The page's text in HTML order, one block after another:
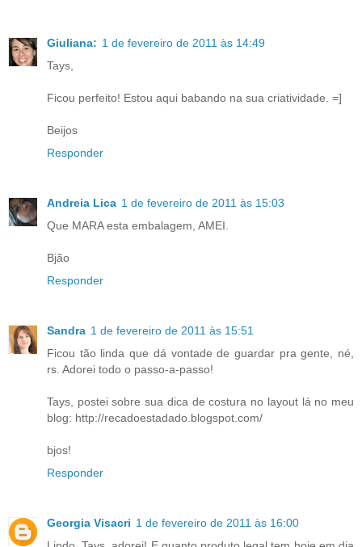
Giuliana: 1 de fevereiro de 2011 às 14:49
Tays,
Ficou perfeito! Estou aqui babando na sua criatividade. =]
Beijos
Responder
Andreia Lica 1 de fevereiro de 2011 às 15:03
Que MARA esta embalagem, AMEI.
Bjão
Responder
Sandra 1 de fevereiro de 2011 às 15:51
Ficou tão linda que dá vontade de guardar pra gente, né,
rs. Adorei todo o passo-a-passo!
Tays, postei sobre sua dica de costura no layout lá no meu
blog: http://recadoestadado.blogspot.com/
bjos!
Responder
Georgia Visacri 1 de fevereiro de 2011 às 16:00